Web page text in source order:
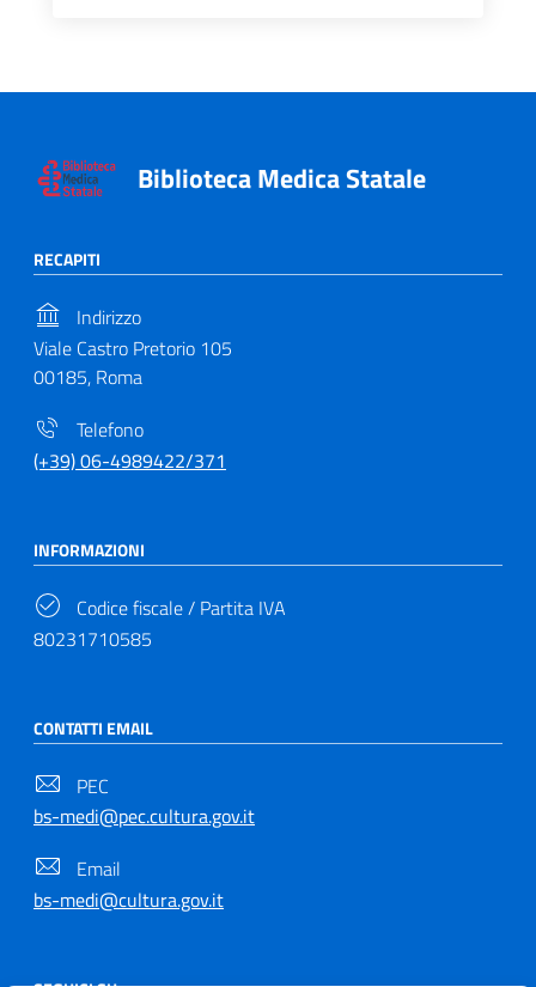
Biblioteca Medica Statale
RECAPITI
Indirizzo
Viale Castro Pretorio 105
00185, Roma
Telefono
(+39) 06-4989422/371
INFORMAZIONI
Codice fiscale / Partita IVA
80231710585
CONTATTI EMAIL
PEC
bs-medi@pec.cultura.gov.it
Email
bs-medi@cultura.gov.it